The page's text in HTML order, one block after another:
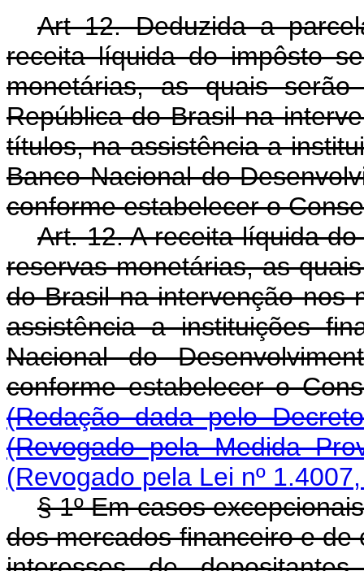
Art 12. Deduzida a
receita líquida do impôsto
monetárias, as quais
República do Brasil na
títulos, na assistência a
Banco Nacional do
conforme estabelecer o
Art. 12. A receita líquida
reservas monetárias, as
do Brasil na intervenção nos
assistência a instituições
Nacional do
conforme estabelecer o
(Redação dada pelo
(Revogado pela Medida
(Revogado pela Lei nº
§ 1º Em casos
dos mercados financeiro e